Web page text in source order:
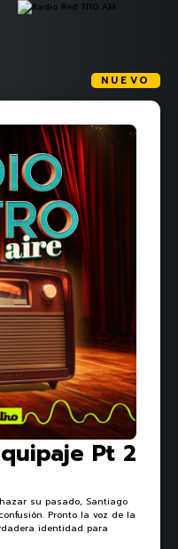
NUEVO
Pt 2
su pasado, Santiago
Pronto la voz de la
identidad para